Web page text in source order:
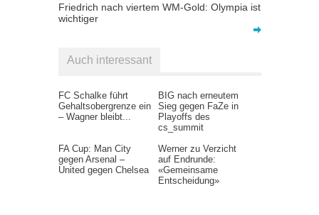
Friedrich nach viertem WM-Gold: Olympia ist
wichtiger
Auch interessant
FC Schalke führt
Gehaltsobergrenze ein
– Wagner bleibt...
BIG nach erneutem
Sieg gegen FaZe in
Playoffs des
cs_summit
FA Cup: Man City
gegen Arsenal –
United gegen Chelsea
Werner zu Verzicht
auf Endrunde:
«Gemeinsame
Entscheidung»